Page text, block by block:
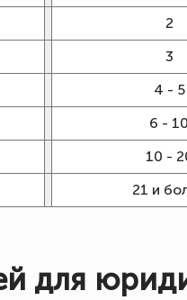
2
3
4 - 5
6 - 10
10 -
21 и
для